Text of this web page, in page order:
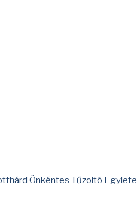
Önkéntes Tűzoltó Egylete